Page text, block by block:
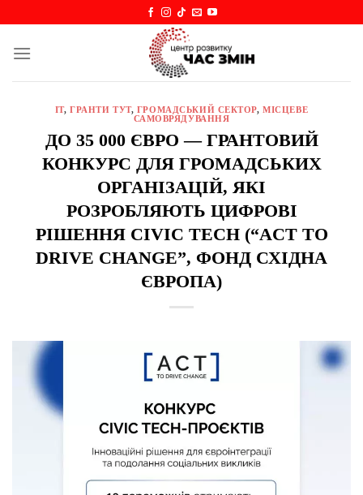
content
IT,ГРАНТИ ТУТ, ГРОМАДСЬКИЙ СЕКТОР,МІСЦЕВЕ
САМОВРЯДУВАННЯ
ДО 35 000 ЄВРО — ГРАНТОВИЙ
КОНКУРС ДЛЯ ГРОМАДСЬКИХ
ОРГАНІЗАЦІЙ, ЯКІ
РОЗРОБЛЯЮТЬ ЦИФРОВІ
РІШЕННЯ CIVIC TECH (“ACT TO
DRIVE CHANGE”, ФОНД СХІДНА
ЄВРОПА)